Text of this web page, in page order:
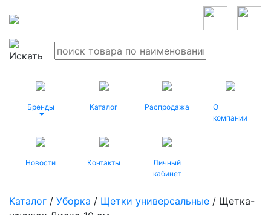
Бренды Каталог Распродажа
О
компании
Новости Контакты
Личный
кабинет
Каталог / Уборка / Щетки универсальные / Щетка-